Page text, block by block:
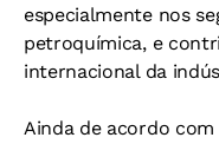
especialmente nos
petroquímica, e
internacional da
Ainda de acordo com